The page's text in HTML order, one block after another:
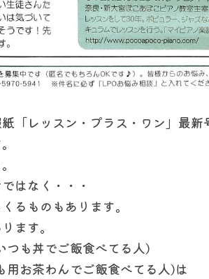
「レッスン・プラス・ワン」最新
はなく・・・
るものもあります。
ます。
つも丼でご飯食べてる人)
お茶わんでご飯食べてる人)は